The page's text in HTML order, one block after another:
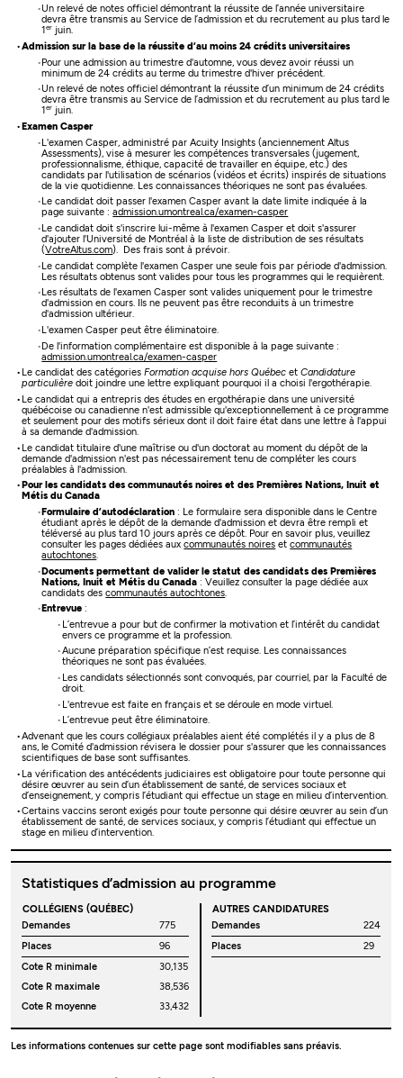
Un relevé de notes officiel démontrant la réussite de l’année universitaire
devra être transmis au Service de l’admission et du recrutement au plus tard le
1er juin.
Admission sur la base de la réussite d’au moins 24 crédits universitaires
Pour une admission au trimestre d'automne, vous devez avoir réussi un
minimum de 24 crédits au terme du trimestre d'hiver précédent.
Un relevé de notes officiel démontrant la réussite d’un minimum de 24 crédits
devra être transmis au Service de l’admission et du recrutement au plus tard le
1er juin.
Examen Casper
L'examen Casper, administré par Acuity Insights (anciennement Altus
Assessments), vise à mesurer les compétences transversales (jugement,
professionnalisme, éthique, capacité de travailler en équipe, etc.) des
candidats par l'utilisation de scénarios (vidéos et écrits) inspirés de situations
de la vie quotidienne. Les connaissances théoriques ne sont pas évaluées.
Le candidat doit passer l'examen Casper avant la date limite indiquée à la
page suivante :admission.umontreal.ca/examen-casper
Le candidat doit s'inscrire lui-même à l'examen Casper et doit s'assurer
d'ajouter l'Université de Montréal à la liste de distribution de ses résultats
(VotreAltus.com). Des frais sont à prévoir.
Le candidat complète l'examen Casper une seule fois par période d'admission.
Les résultats obtenus sont valides pour tous les programmes qui le requièrent.
Les résultats de l'examen Casper sont valides uniquement pour le trimestre
d'admission en cours. Ils ne peuvent pas être reconduits à un trimestre
d'admission ultérieur.
L'examen Casper peut être éliminatoire.
De l'information complémentaire est disponible à la page suivante :
admission.umontreal.ca/examen-casper
Le candidat des catégories Formation acquise hors Québecet Candidature
particulièredoit joindre une lettre expliquant pourquoi il a choisi l'ergothérapie.
Le candidat qui a entrepris des études en ergothérapie dans une université
québécoise ou canadienne n'est admissible qu'exceptionnellement à ce programme
et seulement pour des motifs sérieux dont il doit faire état dans une lettre à l'appui
à sa demande d'admission.
Le candidat titulaire d'une maîtrise ou d'un doctorat au moment du dépôt de la
demande d'admission n'est pas nécessairement tenu de compléter les cours
préalables à l'admission.
Pour les candidats des communautés noires et des Premières Nations, Inuit et
Métis du Canada
Formulaire d’autodéclaration : Le formulaire sera disponible dans le Centre
étudiant après le dépôt de la demande d'admission et devra être rempli et
téléversé au plus tard 10 jours après ce dépôt. Pour en savoir plus, veuillez
consulter les pages dédiées auxcommunautés noires etcommunautés
autochtones.
Documents permettant de valider le statut des candidats des Premières
Nations, Inuit et Métis du Canada : Veuillez consulter la page dédiée aux
candidats descommunautés autochtones
Entrevue :
L’entrevue a pour but de confirmer la motivation et l’intérêt du candidat
envers ce programme et la profession.
Aucune préparation spécifique n’est requise. Les connaissances
théoriques ne sont pas évaluées.
Les candidats sélectionnés sont convoqués, par courriel, par la Faculté de
droit.
L'entrevue est faite en français et se déroule en mode virtuel.
L’entrevue peut être éliminatoire.
Advenant que les cours collégiaux préalables aient été complétés il y a plus de 8
ans, le Comité d'admission révisera le dossier pour s'assurer que les connaissances
scientifiques de base sont suffisantes.
La vérification des antécédents judiciaires est obligatoire pour toute personne qui
désire œuvrer au sein d’un établissement de santé, de services sociaux et
d’enseignement, y compris l’étudiant qui effectue un stage en milieu d’intervention.
Certains vaccins seront exigés pour toute personne qui désire œuvrer au sein d’un
établissement de santé, de services sociaux, y compris l’étudiant qui effectue un
stage en milieu d’intervention.
Statistiques d’admission au programme
COLLÉGIENS (QUÉBEC)
Demandes
775
Places
96
Cote R minimale
30,135
Cote R maximale
38,536
Cote R moyenne
33,432
AUTRES CANDIDATURES
Demandes
224
Places
29
Les informations contenues sur cette page sont modifiables sans préavis.